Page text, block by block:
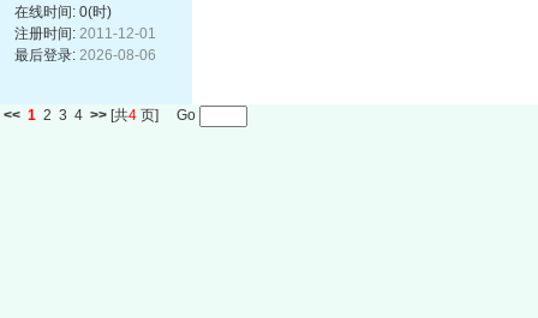
在线时间: 0(时)
注册时间: 2011-12-01
最后登录: 2026-08-06
<< 1 2 3 4 >> [共4 页] Go